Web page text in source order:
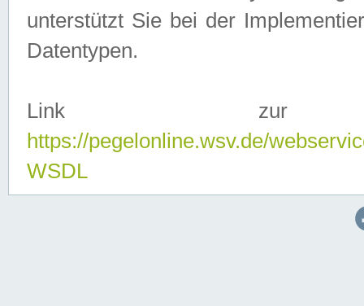
unterstützt Sie bei der
Datentypen.
Link zur
https://pegelonline.wsv.de/
WSDL